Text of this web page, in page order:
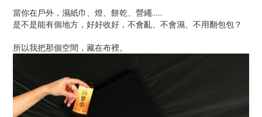
當你在戶外，濕紙巾、燈、餅乾、營繩……
是不是能有個地方，好好收好，不會亂、不會濕、不用翻包包？
所以我把那個空間，藏在布裡。